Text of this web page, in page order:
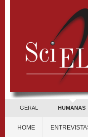
GERAL HUMANAS
HOME